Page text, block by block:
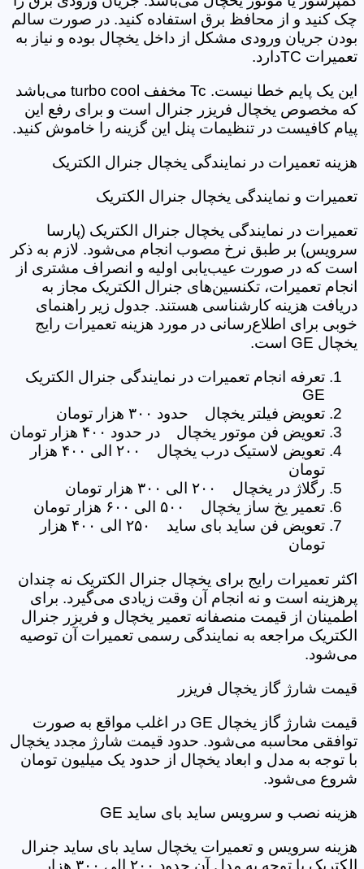
چک کنید و از محافظ برق استفاده کنید. در صورت سالم
بودن جریان ورودی مشکل از داخل یخچال بوده و نیاز به
تعمیرات TCدارد.
این یک پایم خطا نیست. Tc مخفف turbo cool می‌باشد
که مخصوص یخچال فریزر جنرال است و برای رفع این
پیام کافیست در تنظیمات پنل این گزینه را خاموش کنید.
هزینه تعمیرات در نمایندگی یخچال جنرال الکتریک
تعمیرات و نمایندگی یخچال جنرال الکتریک
تعمیرات در نمایندگی یخچال جنرال الکتریک (پارسا
سرویس) بر طبق نرخ مصوب انجام می‌شود. لازم به ذکر
است که در صورت عیب‌یابی اولیه و انصراف مشتری از
انجام تعمیرات، تکنسین‌های جنرال الکتریک مجاز به
دریافت هزینه کارشناسی هستند. جدول زیر راهنمای
خوبی برای اطلاع‌رسانی در مورد هزینه تعمیرات رایج
یخچال GE است.
تعرفه انجام تعمیرات در نمایندگی جنرال الکتریک
GE
تعویض فیلتر یخچال حدود ۳۰۰ هزار تومان
تعویض فن موتور یخچال در حدود ۴۰۰ هزار تومان
تعویض لاستیک درب یخچال ۲۰۰ الی ۴۰۰ هزار
تومان
رگلاژ در یخچال ۲۰۰ الی ۳۰۰ هزار تومان
تعمیر یخ ساز یخچال ۵۰۰ الی ۶۰۰ هزار تومان
تعویض فن ساید بای ساید ۲۵۰ الی ۴۰۰ هزار
تومان
اکثر تعمیرات رایج برای یخچال جنرال الکتریک نه چندان
پرهزینه است و نه انجام آن وقت زیادی می‌گیرد. برای
اطمینان از قیمت منصفانه تعمیر یخچال و فریزر جنرال
الکتریک مراجعه به نمایندگی رسمی تعمیرات آن توصیه
می‌شود.
قیمت شارژ گاز یخچال فریزر
قیمت شارژ گاز یخچال GE در اغلب مواقع به صورت
توافقی محاسبه می‌شود. حدود قیمت شارژ مجدد یخچال
با توجه به مدل و ابعاد یخچال از حدود یک میلیون تومان
شروع می‌شود.
هزینه نصب و سرویس ساید بای ساید GE
هزینه سرویس و تعمیرات یخچال ساید بای ساید جنرال